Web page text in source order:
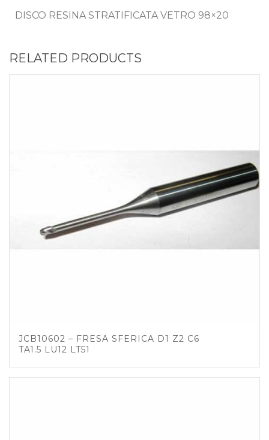
DISCO RESINA STRATIFICATA VETRO 98×20
RELATED PRODUCTS
JCB10602 – FRESA SFERICA D1 Z2 C6
TA1.5 LU12 LT51